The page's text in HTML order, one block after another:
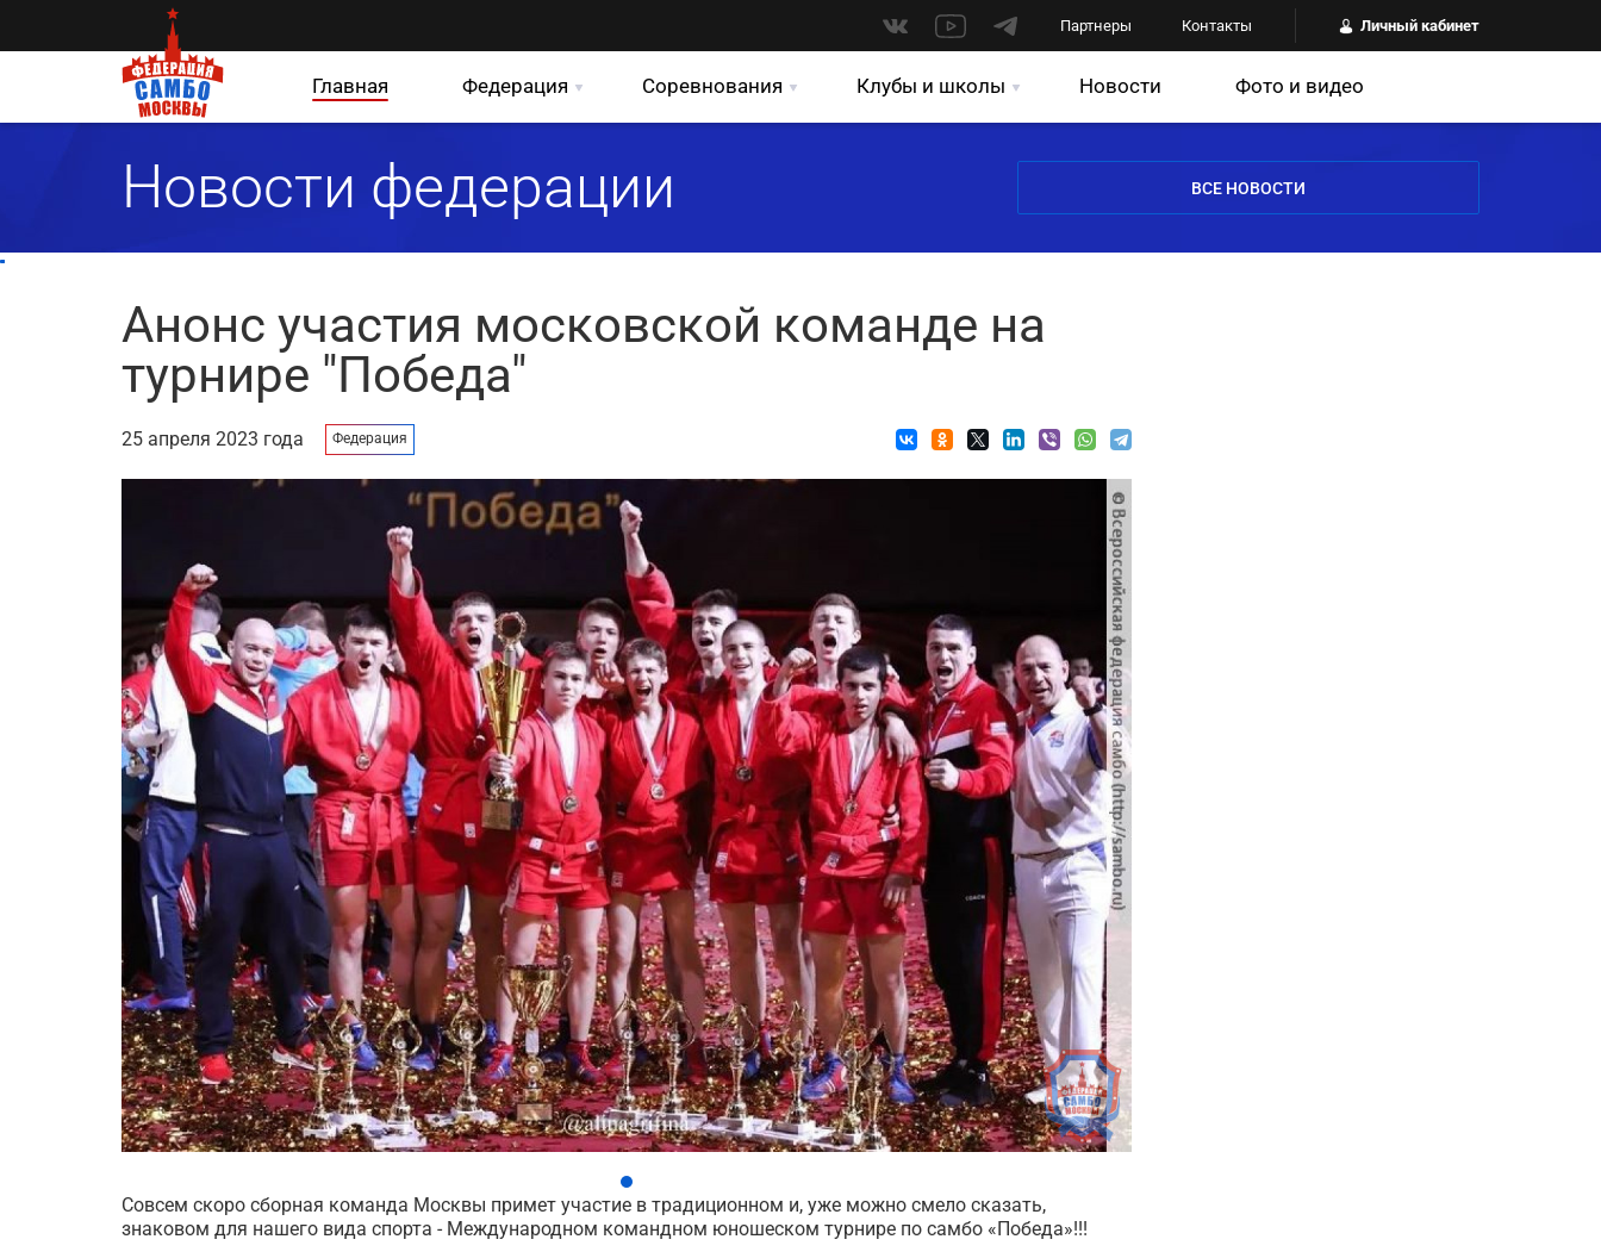
Партнеры Контакты Личный кабинет
Главная Федерация Соревнования Клубы и школы Новости Фото и видео
Новости федерации ВСЕ НОВОСТИ
Анонс участия московской команде на
турнире "Победа"
25 апреля 2023 года Федерация
Совсем скоро сборная команда Москвы примет участие в традиционном и, уже можно смело сказать,
знаковом для нашего вида спорта - Международном командном юношеском турнире по самбо «Победа»!!!